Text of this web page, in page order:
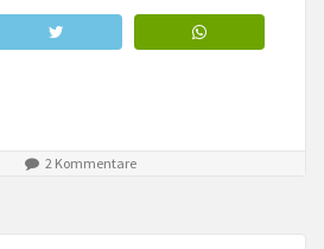
2 Kommentare